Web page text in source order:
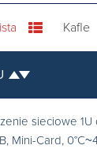
Kafle
sieciowe 1U
Mini-Card,